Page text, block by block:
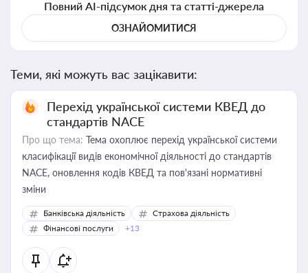
Повний AI-підсумок дня та статті-джерела
ОЗНАЙОМИТИСЯ
Теми, які можуть вас зацікавити:
Перехід української системи КВЕД до
стандартів NACE
Про що тема: Тема охоплює перехід української системи
класифікації видів економічної діяльності до стандартів
NACE, оновлення кодів КВЕД та пов'язані нормативні
зміни
Банківська діяльність
Страхова діяльність
Фінансові послуги
+13